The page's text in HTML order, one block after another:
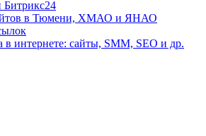
в Тюмени, ХМАО и ЯНАО
интернете: сайты, SMM, SEO и др.